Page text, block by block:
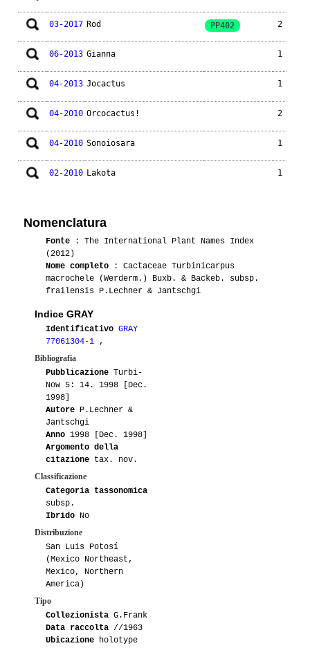
03-2017 Rod PP402 2
06-2013 Gianna 1
04-2013 Jocactus 1
04-2010 Orcocactus! 2
04-2010 Sonoiosara 1
02-2010 Lakota 1
Nomenclatura
Fonte : The International Plant Names Index
(2012)
Nome completo : Cactaceae Turbinicarpus
macrochele (Werderm.) Buxb. & Backeb. subsp.
frailensis P.Lechner & Jantschgi
Indice GRAY
Identificativo GRAY
77061304-1 ,
Bibliografia
Pubblicazione Turbi-
Now 5: 14. 1998 [Dec.
1998]
Autore P.Lechner &
Jantschgi
Anno 1998 [Dec. 1998]
Argomento della
citazione tax. nov.
Classificazione
Categoria tassonomica
subsp.
Ibrido No
Distribuzione
San Luis Potosí
(Mexico Northeast,
Mexico, Northern
America)
Tipo
Collezionista G.Frank
Data raccolta //1963
Ubicazione holotype